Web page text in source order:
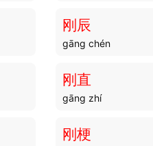
刚辰
gāng chén
刚直
gāng zhí
刚梗